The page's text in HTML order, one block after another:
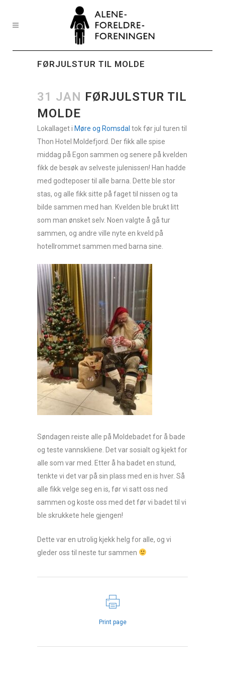
FØRJULSTUR TIL MOLDE
31 JAN FØRJULSTUR TIL
MOLDE
Lokallaget i Møre og Romsdal tok før jul turen til
Thon Hotel Moldefjord.
Der fikk alle spise
middag på Egon sammen og senere på kvelden
fikk de besøk av selveste julenissen! Han hadde
med godteposer til alle barna. Dette ble stor
stas, og alle fikk sitte på faget til nissen og ta
bilde sammen med han. Kvelden ble brukt litt
som man ønsket selv. Noen valgte å gå tur
sammen, og andre ville nyte en kveld på
hotellrommet sammen med barna sine.
Søndagen reiste alle på Moldebadet for å bade
og teste vannskliene. Det var sosialt og kjekt for
alle som var med. Etter å ha badet en stund,
tenkte vi det var på sin plass med en is hver. Så
alle fikk velge seg en is, før vi satt oss ned
sammen og koste oss med det før vi badet til vi
ble skrukkete hele gjengen!
Dette var en utrolig kjekk helg for alle, og vi
gleder oss til neste tur sammen
Print page